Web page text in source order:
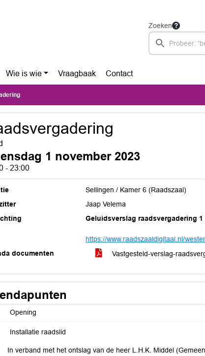
Zoeken
Wie is wie Vraagbaak Contact
1 november 2023
- 23:00
Sellingen / Kamer 6 (Raadszaal)
Jaap Velema
Geluidsverslag raadsvergadering 1
https://www.raadszaaldigitaal.nl/
documenten
Vastgesteld-verslag-
Opening
Installatie raadslid
In verband met het ontslag van de heer L.H.K. Middel